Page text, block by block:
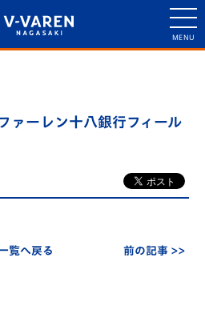
ーレン十八銀行フィール
覧へ戻る 前の記事 >>